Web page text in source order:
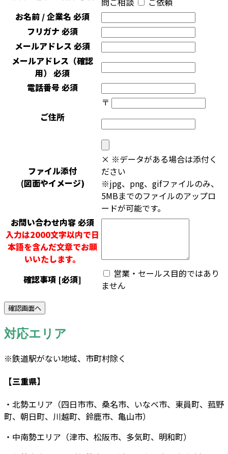
お名前 / 企業名 必須
フリガナ 必須
メールアドレス 必須
メールアドレス（確認
用） 必須
電話番号必須
ご住所
〒
ファイル添付
(図面やイメージ)
× ※データがある場合は添付く
ださい
※jpg、png、gifファイルのみ、
5MBまでのファイルのアップロ
ードが可能です。
お問い合わせ内容必須
入力は2000文字以内で日
本語を含んだ文章でお願
いいたします。
確認事項 [必須]
営業・セールス目的ではあり
ません
対応エリア
※鉄道駅がない地域、市町村除く
【三重県】
・北勢エリア（四日市市、桑名市、いなべ市、東員町、菰野
町、朝日町、川越町、鈴鹿市、亀山市）
・中南勢エリア（津市、松阪市、多気町、明和町）